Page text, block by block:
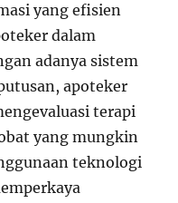
yang efisien
dalam
adanya sistem
apoteker
terapi
yang mungkin
teknologi